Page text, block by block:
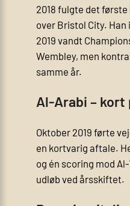
2018 fulgte det
over Bristol City. Han
2019 vandt
Wembley, men
samme år.
Al-Arabi – kort
Oktober 2019 førte
en kortvarig aftale.
og én scoring mod
udløb ved årsskiftet.